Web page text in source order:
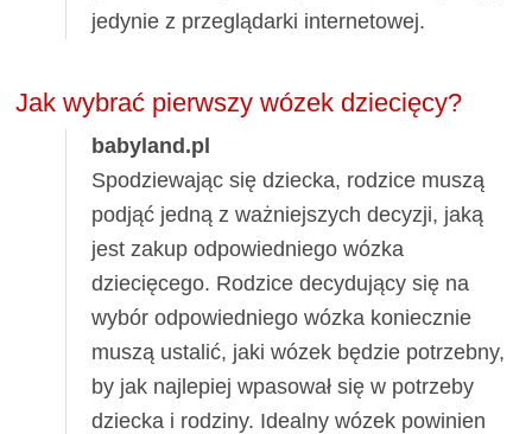
jedynie z przeglądarki internetowej.
Jak wybrać pierwszy wózek dziecięcy?
babyland.pl
Spodziewając się dziecka, rodzice muszą
podjąć jedną z ważniejszych decyzji, jaką
jest zakup odpowiedniego wózka
dziecięcego. Rodzice decydujący się na
wybór odpowiedniego wózka koniecznie
muszą ustalić, jaki wózek będzie potrzebny,
by jak najlepiej wpasował się w potrzeby
dziecka i rodziny. Idealny wózek powinien